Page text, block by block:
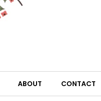
ABOUT CONTACT